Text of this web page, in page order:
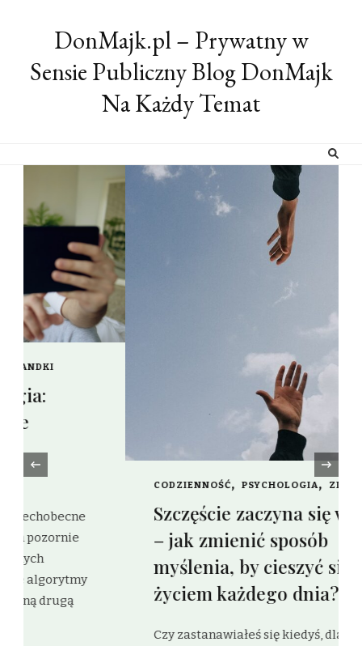
DonMajk.pl – Prywatny w
Sensie Publiczny Blog DonMajk
Na Każdy Temat
PSYCHOLOGIA ZDROWIE
Szczęście zaczyna się w głowie
– jak zmienić sposób
myślenia, by cieszyć się
życiem każdego dnia?
Czy zastanawiałeś się kiedyś, dlaczego